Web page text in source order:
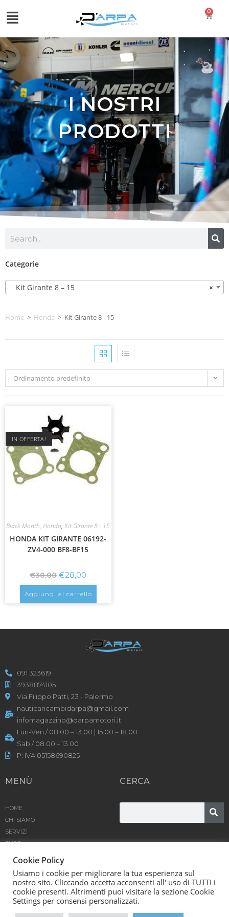
0
I NOSTRI
PRODOTTI
Categorie
×
Kit Girante 8 – 15
Home > Honda > Kit Girante 8 - 15
Ordinamento predefinito
IN OFFERTA!
Black Month,Honda,Kit Girante 8 - 15
HONDA KIT GIRANTE 06192-
ZV4-000 BF8-BF15
€30,00 €28,00
Aggiungi al carrello
091 323619
3938874105
Via Filippo Patti, 23 - Palermo
nauticaricambidarpa@gmail.com
infomagazzino@darpamotori.it
Lun-Ven / 08.00 – 13.00 | 15.00 – 18.00
Sab / 08.00 – 13.00
P: IVA 05158690825
MENÙ
HOME
CHI SIAMO
SERVIZI
SHOP
CONTATTACI
CERCA
D’Arpa Motori SRL © [year] | Powered by
Cookie Policy
Usiamo i cookie per migliorare la tua esperienza sul
nostro sito. Cliccando accetta acconsenti all' uso di TUTTI i
cookie presenti. Altrimenti puoi visitare la sezione Cookie
Settings per consensi personalizzati.